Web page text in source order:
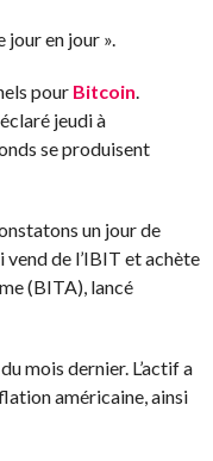
jour en jour ».
pour Bitcoin.
jeudi à
se produisent
un jour de
de l’IBIT et achète
(BITA), lancé
mois dernier. L’actif a
américaine, ainsi